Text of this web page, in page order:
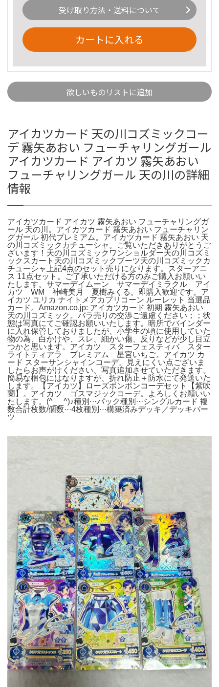
受け取り方法・送料について
カートに入れる
欲しいものリストに追加
アイカツカード 天の川コズミックコー
デ 霧矢あおい フューチャリングガール
アイカツカード アイカツ 霧矢あおい
フューチャリングガール 天の川の詳細
情報
アイカツカード アイカツ 霧矢あおい フューチャリングガ
ール 天の川。アイカツカード 霧矢あおい フューチャリン
グガール 初代プレミアム。アイカツカード 霧矢あおい 天
の川コズミックカチューシャ。ご覧いただきありがとうご
ざいます！天の川コズミックワンショルダー天の川コズミ
ックスカート天の川コズミックブーツ天の川コズミックカ
チューシャ上記4点のセット売りになります。スターアニ
ス 11点セット。ご了承いただける方のみご購入お願いい
たします。サマーデイムーン サマーデイミラクル アイ
カツ WM 神崎美月 夏樹みくる。即購入歓迎です。ア
イカツ ユリカ ナイトメアカプリコーン ルーレット 当選品
カード。Amazon.co.jp: アイカツカード 初期 霧矢あおい
天の川コズミック。バラ売りの交渉ご遠慮ください；；状
態は写真にてご確認お願いいたします。暗所でバインダー
に入れ保管しておりましたが、小学生の頃に使用していた
物の為、白かけや、スレ、細かい傷、反りなどが少し目立
つかと思います。アイカツ スターフェスティバ スター
ライトティアラ プレミアム 星宮いちご。アイカツ カ
ード スターサンシャインコーデ。見えにくい点ございま
したらお声がけください、写真追加させていただきます。
簡易な梱包にはなりますが、折れ防止＋防水にて発送いた
します。【アイカツ】ローズボンボンコーデセット【紫吹
蘭】。アイカツ ゴスマジックコーデ。よろしくお願いい
たします。(^_ _^)♪種別···パック種別···シングルカード 複
数合計枚数/個数···4枚種別···構築済みデッキ／デッキパー
ツ